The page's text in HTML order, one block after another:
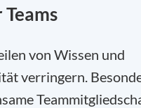
von Wissen und
verringern.